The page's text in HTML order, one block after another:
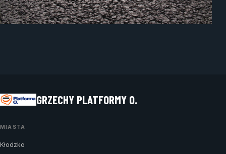
GRZECHY PLATFORMY O.
MIASTA
Kłodzko